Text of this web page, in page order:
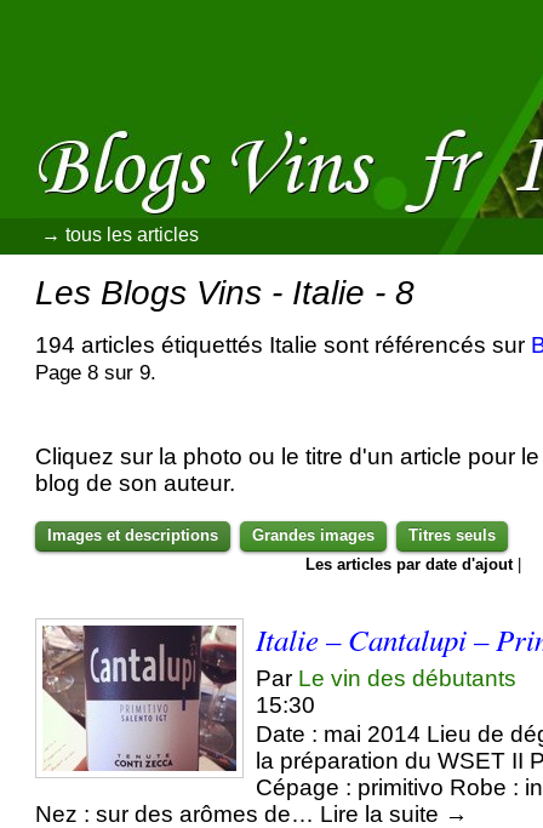
→ tous les articles
Les Blogs Vins - Italie - 8
194 articles étiquettés Italie sont référencés sur
Page 8 sur 9.
Cliquez sur la photo ou le titre d'un article pour
blog de son auteur.
Images et descriptions Grandes images
Titres seuls
Les articles par date d'ajout|
Italie – Cantalupi –
Par Le vin des débutants
15:30
Date : mai 2014 Lieu de
la préparation du WSET II
Cépage : primitivo Robe :
Nez : sur des arômes de… Lire la suite →